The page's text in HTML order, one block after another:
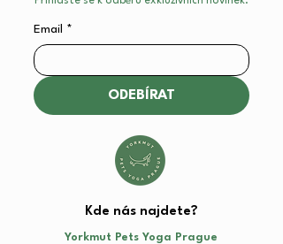
Email *
ODEBÍRAT
Kde nás najdete?​
Yorkmut Pets Yoga Prague